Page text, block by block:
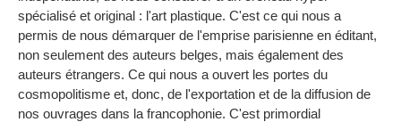
spécialisé et original : l'art plastique. C'est ce qui nous a
permis de nous démarquer de l'emprise parisienne en éditant,
non seulement des auteurs belges, mais également des
auteurs étrangers. Ce qui nous a ouvert les portes du
cosmopolitisme et, donc, de l'exportation et de la diffusion de
nos ouvrages dans la francophonie. C'est primordial